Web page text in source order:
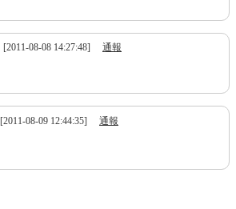
[2011-08-08 14:27:48] 通報
[2011-08-09 12:44:35] 通報